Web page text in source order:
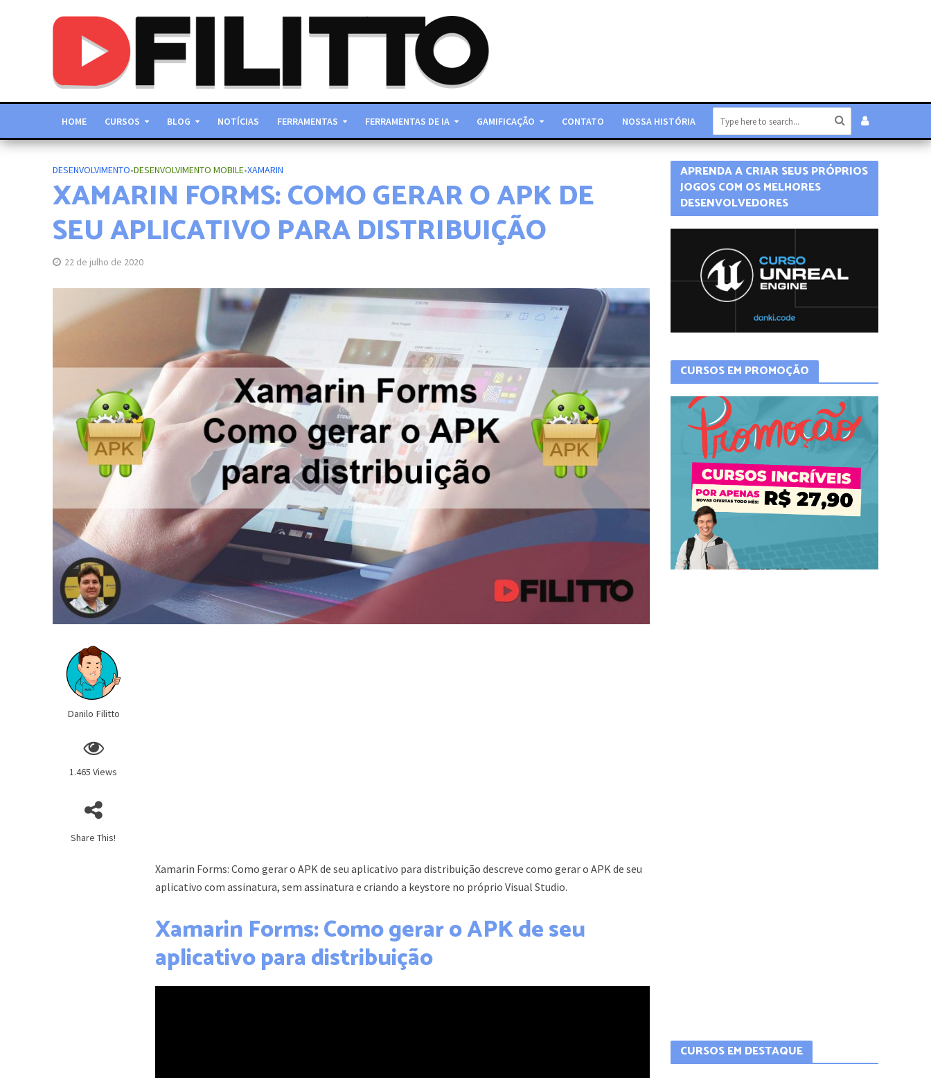
HOME CURSOS BLOG NOTÍCIAS FERRAMENTAS FERRAMENTAS DE IA GAMIFICAÇÃO CONTATO NOSSA HISTÓRIA
DESENVOLVIMENTO•DESENVOLVIMENTO MOBILE•XAMARIN
XAMARIN FORMS: COMO GERAR O APK DE
SEU APLICATIVO PARA DISTRIBUIÇÃO
22 de julho de 2020
Danilo Filitto
1.465 Views
Share This!
Xamarin Forms: Como gerar o APK de seu aplicativo para distribuição descreve como gerar o APK de seu
aplicativo com assinatura, sem assinatura e criando a keystore no próprio Visual Studio.
Xamarin Forms: Como gerar o APK de seu
aplicativo para distribuição
APRENDA A CRIAR SEUS PRÓPRIOS
JOGOS COM OS MELHORES
DESENVOLVEDORES
CURSOS EM PROMOÇÃO
CURSOS EM DESTAQUE